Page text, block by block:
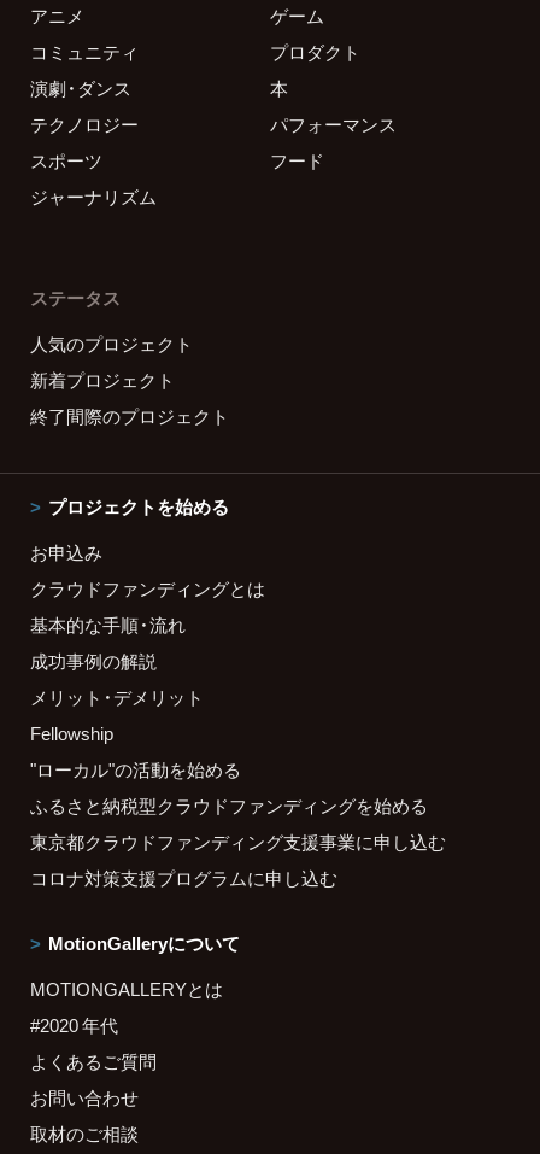
アニメ
ゲーム
コミュニティ
プロダクト
演劇・ダンス
本
テクノロジー
パフォーマンス
スポーツ
フード
ジャーナリズム
ステータス
人気のプロジェクト
新着プロジェクト
終了間際のプロジェクト
プロジェクトを始める
お申込み
クラウドファンディングとは
基本的な手順・流れ
成功事例の解説
メリット・デメリット
Fellowship
"ローカル"の活動を始める
ふるさと納税型クラウドファンディングを始める
東京都クラウドファンディング支援事業に申し込む
コロナ対策支援プログラムに申し込む
MotionGalleryについて
MOTIONGALLERYとは
#2020 年代
よくあるご質問
お問い合わせ
取材のご相談